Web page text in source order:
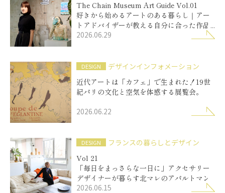
The Chain Museum Art Guide Vol.01
好きから始めるアートのある暮らし｜アー
トアドバイザーが教える自分に合った作品
の選び方
2026.06.29
DESIGN
デザインインフォメーション
近代アートは「カフェ」で生まれた！19世
紀パリの文化と空気を体感する展覧会。
2026.06.22
DESIGN
フランスの暮らしとデザイン
Vol 21
「毎日をまっさらな一日に」アクセサリー
デザイナーが暮らす北マレのアパルトマン
2026.06.15